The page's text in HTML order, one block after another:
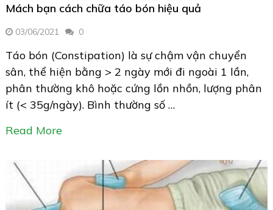
Mách bạn cách chữa táo bón hiệu quả
03/06/2021 0
Táo bón (Constipation) là sự chậm vận chuyển
sân, thể hiện bằng > 2 ngày mới đi ngoài 1 lần,
phân thường khô hoặc cứng lồn nhồn, lượng phân
ít (< 35g/ngày). Bình thường số …
Read More